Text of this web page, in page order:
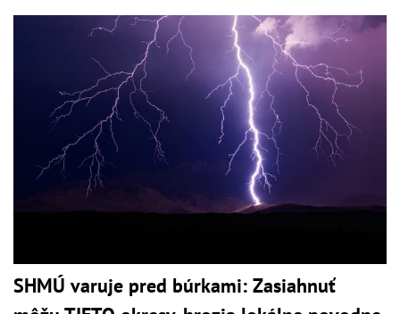
SHMÚ varuje pred búrkami: Zasiahnuť